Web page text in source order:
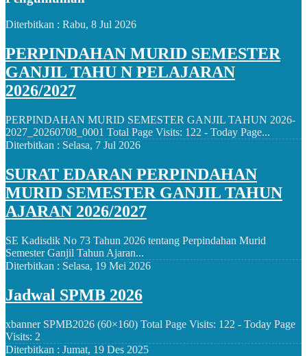
Diterbitkan : Rabu, 8 Jul 2026
PERPINDAHAN MURID SEMESTER
GANJIL TAHU N PELAJARAN
2026/2027
PERPINDAHAN MURID SEMESTER GANJIL TAHUN 2026-
2027_20260708_0001 Total Page Visits: 122 - Today Page...
Diterbitkan : Selasa, 7 Jul 2026
SURAT EDARAN PERPINDAHAN
MURID SEMESTER GANJIL TAHUN
AJARAN 2026/2027
SE Kadisdik No 73 Tahun 2026 tentang Perpindahan Murid
Semester Ganjil Tahun Ajaran...
Diterbitkan : Selasa, 19 Mei 2026
Jadwal SPMB 2026
xbanner SPMB2026 (60×160) Total Page Visits: 122 - Today Page
Visits: 2
Diterbitkan : Jumat, 19 Des 2025